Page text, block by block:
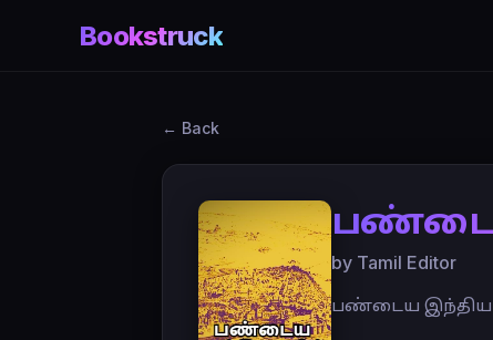
Bookstruck
← Back
by Tamil Editor
பண்டைய